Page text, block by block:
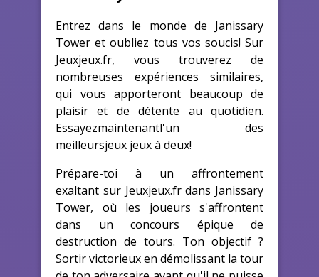
Entrez dans le monde de Janissary
Tower et oubliez tous vos soucis! Sur
Jeuxjeux.fr, vous trouverez de
nombreuses expériences similaires,
qui vous apporteront beaucoup de
plaisir et de détente au quotidien.
Essayezmaintenantl'un des
meilleursjeux jeux à deux!
Prépare-toi à un affrontement
exaltant sur Jeuxjeux.fr dans Janissary
Tower, où les joueurs s'affrontent
dans un concours épique de
destruction de tours. Ton objectif ?
Sortir victorieux en démolissant la tour